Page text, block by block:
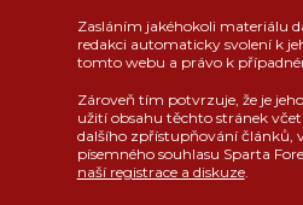
Zasláním jakéhokoli materiálu
redakci automaticky svolení k
tomto webu a právo k
Zároveň tím potvrzuje, že je
užití obsahu těchto stránek
dalšího zpřístupňování článků,
písemného souhlasu Sparta
naší registrace a diskuze.